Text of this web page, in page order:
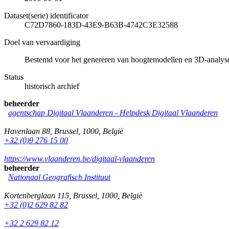
Dataset(serie) identificator
C72D7860-183D-43E9-B63B-4742C3E32588
Doel van vervaardiging
Bestemd voor het genereren van hoogtemodellen en 3D-
Status
historisch archief
beheerder
agentschap Digitaal Vlaanderen - Helpdesk Digitaal Vlaanderen
Havenlaan 88 Brussel 1000 België
+32 (0)9 276 15 00
https://www.vlaanderen.be/digitaal-vlaanderen
beheerder
Nationaal Geografisch Instituut
Kortenberglaan 115 Brussel 1000 België
+32 (0)2 629 82 82
+32 2 629 82 12